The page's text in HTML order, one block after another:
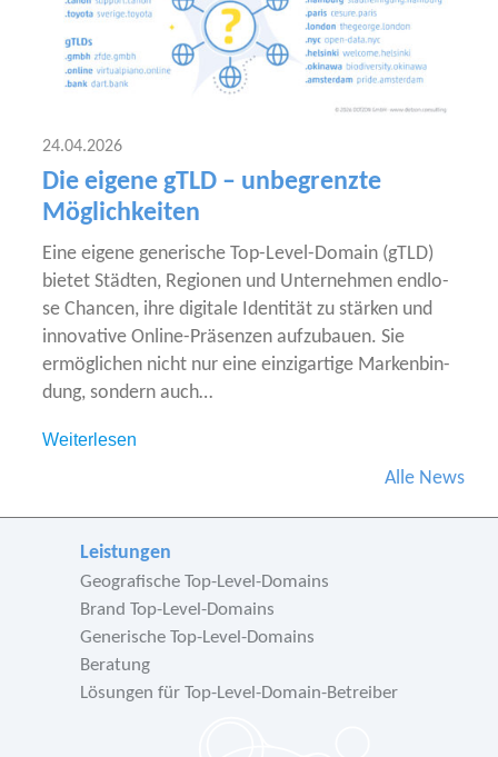
24.04.2026
Die eigene gTLD – unbegrenzte
Möglichkeiten
Eine eige­ne gene­ri­sche Top-Level-Domain (gTLD)
bie­tet Städ­ten, Regio­nen und Unter­neh­men end­lo­
se Chan­cen, ihre digi­ta­le Iden­ti­tät zu stär­ken und
inno­va­ti­ve Online-Prä­sen­zen auf­zu­bau­en. Sie
ermög­li­chen nicht nur eine ein­zig­ar­ti­ge Mar­ken­bin­
dung, son­dern auch…
Wei­ter­le­sen
Alle News
Leistungen
Geografische Top-Level-Domains
Brand Top-Level-Domains
Generische Top-Level-Domains
Beratung
Lösungen für Top-Level-Domain-Betreiber